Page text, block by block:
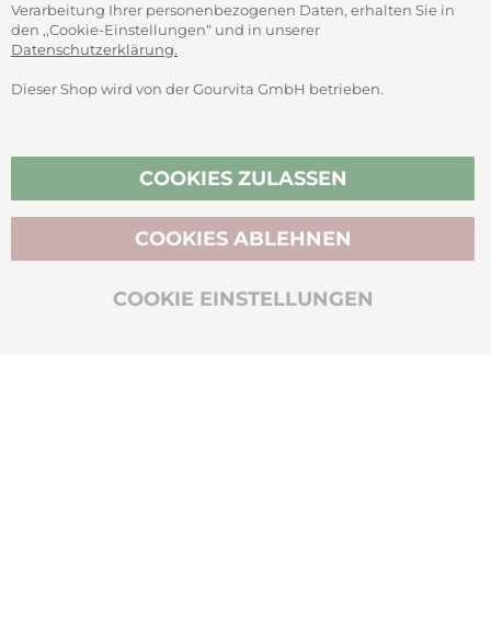
Vertrag widerrufen
BIO-ZERTIFIZIERT
Verarbeitung Ihrer personenbezogenen Daten, erhalten Sie in
den ,,Cookie-Einstellungen“ und in unserer
Datenschutzerklärung.
Dieser Shop wird von der Gourvita GmbH betrieben.
COOKIES ZULASSEN
COOKIE EINSTELLUNGEN
COOKIES ABLEHNEN